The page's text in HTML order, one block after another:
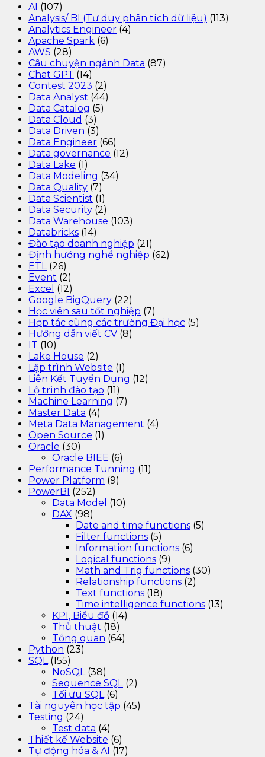
AI (107)
Analysis/ BI (Tư duy phân tích dữ liệu) (113)
Analytics Engineer (4)
Apache Spark (6)
AWS (28)
Câu chuyện ngành Data (87)
Chat GPT (14)
Contest 2023 (2)
Data Analyst (44)
Data Catalog (5)
Data Cloud (3)
Data Driven (3)
Data Engineer (66)
Data governance (12)
Data Lake (1)
Data Modeling (34)
Data Quality (7)
Data Scientist (1)
Data Security (2)
Data Warehouse (103)
Databricks (14)
Đào tạo doanh nghiệp (21)
Định hướng nghề nghiệp (62)
ETL (26)
Event (2)
Excel (12)
Google BigQuery (22)
Học viên sau tốt nghiệp (7)
Hợp tác cùng các trường Đại học (5)
Hướng dẫn viết CV (8)
IT (10)
Lake House (2)
Lập trình Website (1)
Liên Kết Tuyển Dụng (12)
Lộ trình đào tạo (11)
Machine Learning (7)
Master Data (4)
Meta Data Management (4)
Open Source (1)
Oracle (30)
Oracle BIEE (6)
Performance Tunning (11)
Power Platform (9)
PowerBI (252)
Data Model (10)
DAX (98)
Date and time functions (5)
Filter functions (5)
Information functions (6)
Logical functions (9)
Math and Trig functions (30)
Relationship functions (2)
Text functions (18)
Time intelligence functions (13)
KPI, Biểu đồ (14)
Thủ thuật (18)
Tổng quan (64)
Python (23)
SQL (155)
NoSQL (38)
Sequence SQL (2)
Tối ưu SQL (6)
Tài nguyên học tập (45)
Testing (24)
Test data (4)
Thiết kế Website (6)
Tự động hóa & AI (17)